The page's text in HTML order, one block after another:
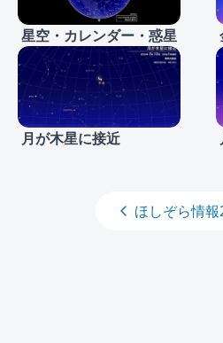
星空・カレンダー・惑星
月が木星に接近
ほしぞら情